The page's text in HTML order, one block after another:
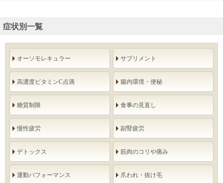
症状別一覧
オーソモレキュラー サプリメント
高濃度ビタミンC点滴 腸内環境・便秘
糖質制限 食事の見直し
慢性疲労 副腎疲労
デトックス 筋肉のコリや痛み
運動パフォーマンス 爪われ・抜け毛